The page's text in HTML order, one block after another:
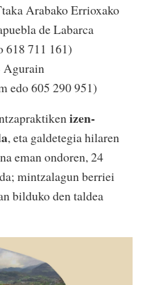
Arabako Errioxako
de Labarca
618 711 161)
Agurain
edo 605 290 951)
izen-
, eta galdetegia hilaren
eman ondoren, 24
mintzalagun berriei
bilduko den taldea